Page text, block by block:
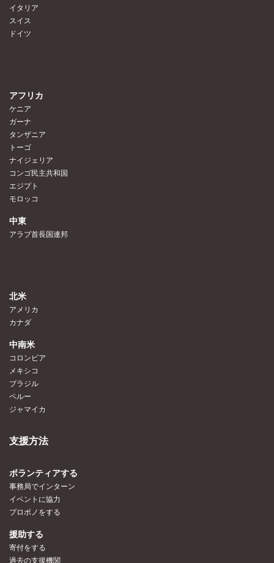
イタリア
スイス
ドイツ
アフリカ
ケニア
ガーナ
タンザニア
トーゴ
ナイジェリア
コンゴ民主共和国
エジプト
モロッコ
中東
アラブ首長国連邦
北米
アメリカ
カナダ
中南米
コロンビア
メキシコ
ブラジル
ペルー
ジャマイカ
支援方法
ボランティアする
事務局でインターン
イベントに協力
プロボノをする
援助する
寄付をする
過去の支援機関